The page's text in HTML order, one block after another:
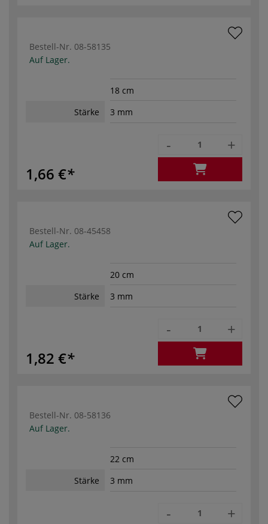
Bestell-Nr. 08-58135
Auf Lager.
18 cm
Stärke
3 mm
1,66 €
- +
Bestell-Nr. 08-45458
Auf Lager.
20 cm
Stärke
3 mm
1,82 €
- +
Bestell-Nr. 08-58136
Auf Lager.
22 cm
Stärke
3 mm
- +